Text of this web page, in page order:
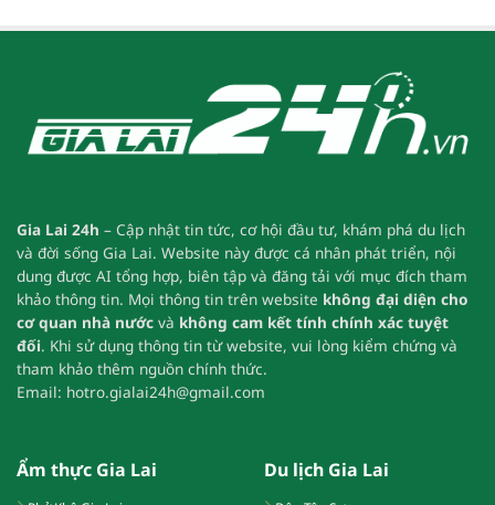
Gia Lai 24h – Cập nhật tin tức, cơ hội đầu tư, khám phá du lịch
và đời sống Gia Lai. Website này được cá nhân phát triển, nội
dung được AI tổng hợp, biên tập và đăng tải với mục đích tham
khảo thông tin. Mọi thông tin trên website không đại diện cho
cơ quan nhà nước và không cam kết tính chính xác tuyệt
đối. Khi sử dụng thông tin từ website, vui lòng kiểm chứng và
tham khảo thêm nguồn chính thức.
Email: hotro.gialai24h@gmail.com
Ẩm thực Gia Lai Du lịch Gia Lai